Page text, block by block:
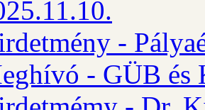
-
- GÜB és